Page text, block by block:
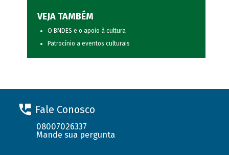
VEJA TAMBÉM
O BNDES e o apoio à cultura
Patrocínio a eventos culturais
Fale Conosco
08007026337
Mande sua pergunta